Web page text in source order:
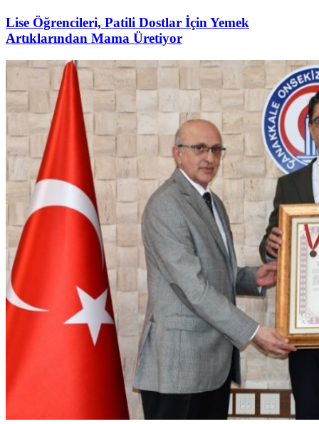
Lise Öğrencileri, Patili Dostlar İçin Yemek
Artıklarından Mama Üretiyor